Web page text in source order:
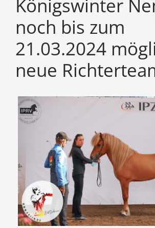
Königswinter
noch bis zum
21.03.2024
neue